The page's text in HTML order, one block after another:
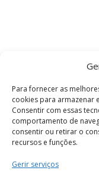
Para fornecer as
cookies para armazenar
Consentir com essas
comportamento de
consentir ou retirar o
recursos e funções.
Gerir serviços
Termos e